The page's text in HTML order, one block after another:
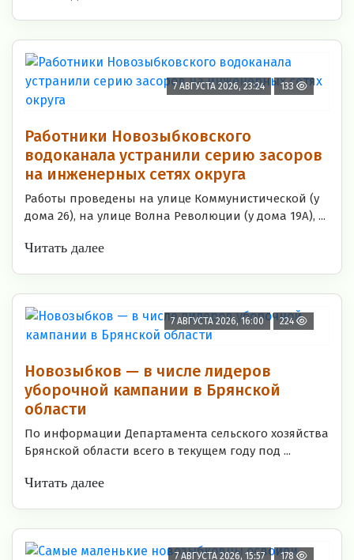
7 АВГУСТА 2026, 23:24 133
Работники Новозыбковского
водоканала устранили серию засоров
на инженерных сетях округа
Работы проведены на улице Коммунистической (у
дома 26), на улице Волна Революции (у дома 19А), ...
Читать далее
7 АВГУСТА 2026, 16:00 224
Новозыбков — в числе лидеров
уборочной кампании в Брянской
области
По информации Департамента сельского хозяйства
Брянской области всего в текущем году под ...
Читать далее
7 АВГУСТА 2026, 15:57 178